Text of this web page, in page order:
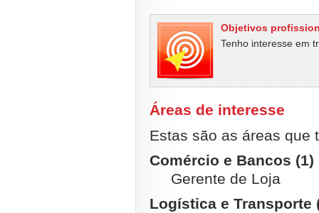
Objetivos
Tenho interesse em
Áreas de interesse
Estas são as áreas que
Comércio e Bancos (1)
Gerente de Loja
Logística e Transporte